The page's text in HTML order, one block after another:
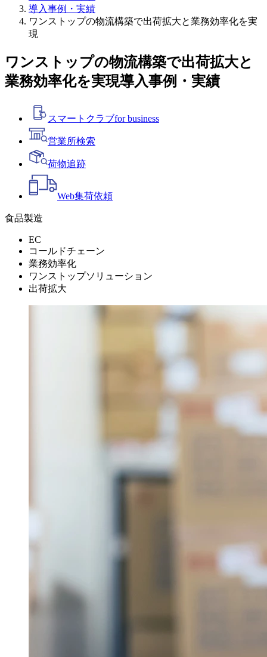
導入事例・実績
ワンストップの物流構築で出荷拡大と業務効率化を実
現
ワンストップの物流構築で出荷拡大と
業務効率化を実現導入事例・実績
スマートクラブfor business
営業所検索
荷物追跡
Web集荷依頼
食品製造
EC
コールドチェーン
業務効率化
ワンストップソリューション
出荷拡大